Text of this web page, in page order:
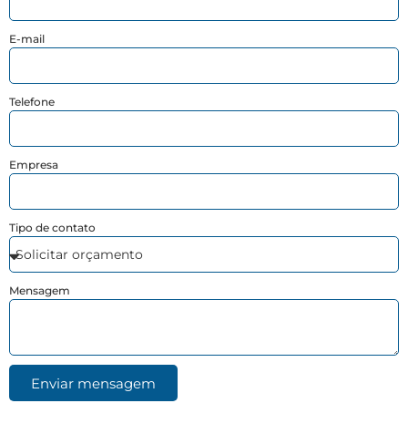
E-mail
Telefone
Empresa
Tipo de contato
Mensagem
Enviar mensagem